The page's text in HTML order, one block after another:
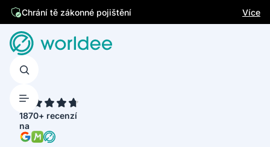
Chrání tě zákonné pojištění
Více
1870+ recenzí
na